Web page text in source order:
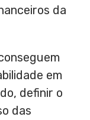
da
em
definir o
das